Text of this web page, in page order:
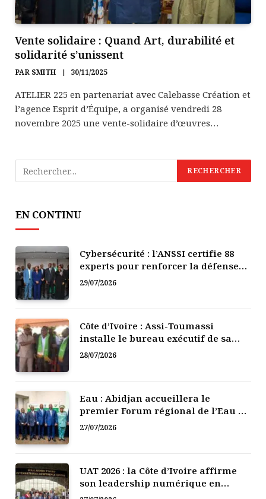
Vente solidaire : Quand Art, durabilité et
solidarité s’unissent
PAR SMITH 30/11/2025
ATELIER 225 en partenariat avec Calebasse Création et
l’agence Esprit d’Équipe, a organisé vendredi 28
novembre 2025 une vente-solidaire d’œuvres…
EN CONTINU
Cybersécurité : l’ANSSI certifie 88
experts pour renforcer la défense
numérique de la Côte d’Ivoire
29/07/2026
Côte d’Ivoire : Assi-Toumassi
installe le bureau exécutif de sa
mutuelle de développement
28/07/2026
Eau : Abidjan accueillera le
premier Forum régional de l’Eau de
l’Afrique de l’Ouest
27/07/2026
UAT 2026 : la Côte d’Ivoire affirme
son leadership numérique en
Afrique